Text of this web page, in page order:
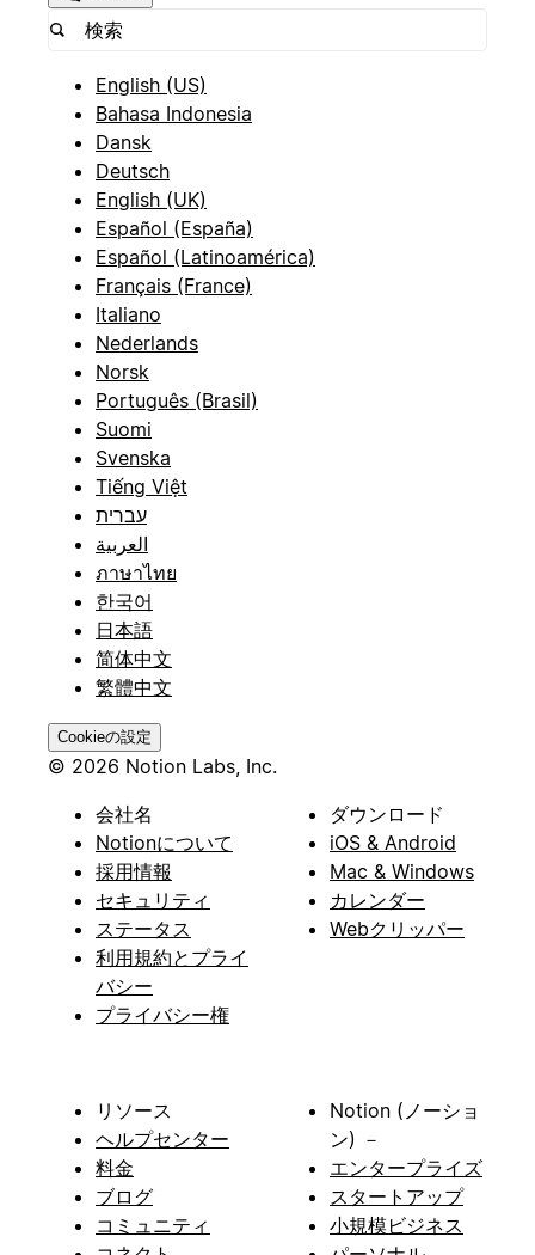
English (US)
Bahasa Indonesia
Dansk
Deutsch
English (UK)
Español (España)
Español (Latinoamérica)
Français (France)
Italiano
Nederlands
Norsk
Português (Brasil)
Suomi
Svenska
Tiếng Việt
עברית
العربية
ภาษาไทย
한국어
日本語
简体中文
繁體中文
Cookieの設定
© 2026 Notion Labs, Inc.
会社名
Notionについて
採用情報
セキュリティ
ステータス
利用規約とプライ
バシー
プライバシー権
ダウンロード
iOS & Android
Mac & Windows
カレンダー
Webクリッパー
リソース
ヘルプセンター
料金
ブログ
コミュニティ
Notion (ノーショ
ン) －
エンタープライズ
スタートアップ
小規模ビジネス